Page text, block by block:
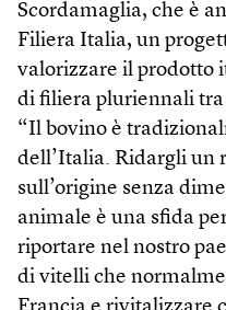
Scordamaglia, che è
Filiera Italia, un
valorizzare il prodotto
di filiera pluriennali
“Il bovino è
dell’Italia. Ridargli un
sull’origine senza
animale è una sfida
riportare nel nostro
di vitelli che